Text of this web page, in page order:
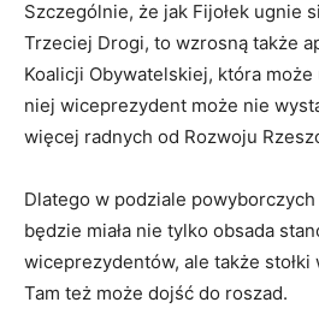
Szczególnie, że jak Fijołek ugnie
Trzeciej Drogi, to wzrosną także
Koalicji Obywatelskiej, która
niej wiceprezydent może nie
więcej radnych od Rozwoju
Dlatego w podziale powyborczych
będzie miała nie tylko obsada
wiceprezydentów, ale także stołki
Tam też może dojść do roszad.